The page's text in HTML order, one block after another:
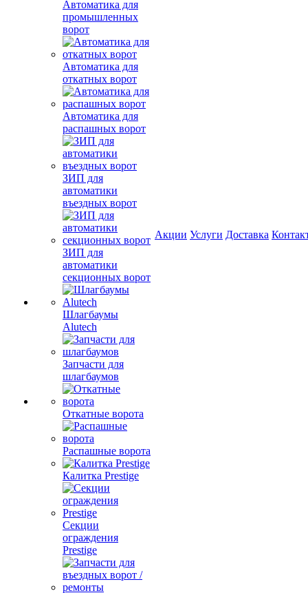
Автоматика для
промышленных
ворот
Автоматика для
откатных ворот
Автоматика для
распашных ворот
ЗИП для
автоматики
въездных ворот
ЗИП для
автоматики
секционных ворот
Шлагбаумы
Alutech
Запчасти для
шлагбаумов
Откатные ворота
Распашные ворота
Калитка Prestige
Секции
ограждения
Prestige
Акции Услуги Доставка